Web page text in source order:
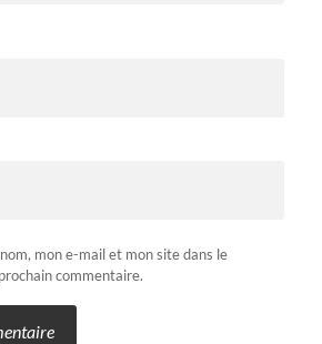
mon e-mail et mon site dans le
commentaire.